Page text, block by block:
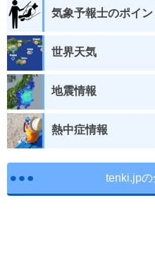
気象予報士のポイ
世界天気
地震情報
熱中症情報
tenki.jp